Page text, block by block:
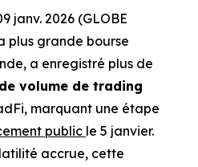
janv. 2026 (GLOBE
plus grande bourse
a enregistré plus de
volume de trading
marquant une étape
public le 5 janvier.
accrue, cette